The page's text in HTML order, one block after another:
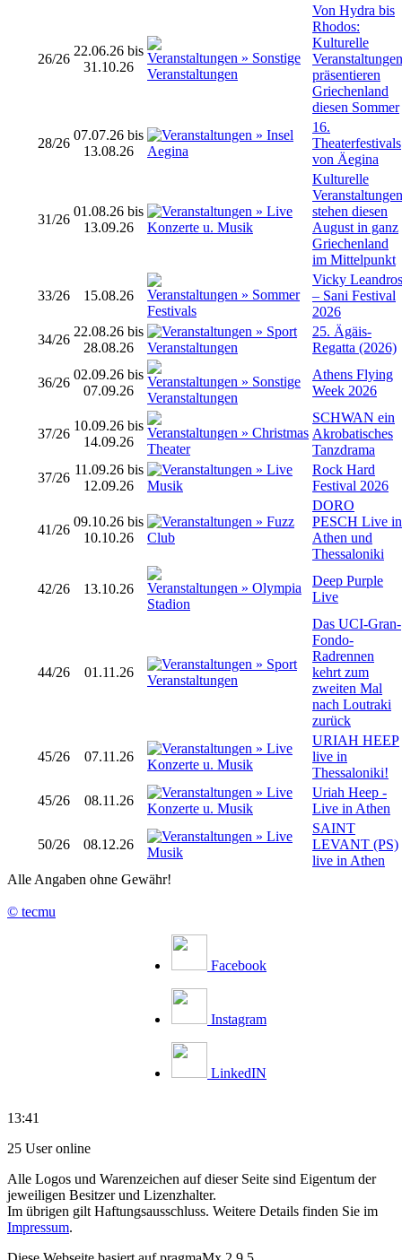
26/26
22.06.26 bis
31.10.26
Von Hydra bis
Rhodos:
Kulturelle
Veranstaltungen
präsentieren
Griechenland
diesen Sommer
28/26
07.07.26 bis
13.08.26
16.
Theaterfestivals
von Äegina
31/26
01.08.26 bis
13.09.26
Kulturelle
Veranstaltungen
stehen diesen
August in ganz
Griechenland
im Mittelpunkt
33/26 15.08.26
Vicky Leandros
– Sani Festival
2026
34/26
22.08.26 bis
28.08.26
25. Ägäis-
Regatta (2026)
36/26
02.09.26 bis
07.09.26
Athens Flying
Week 2026
37/26
10.09.26 bis
14.09.26
SCHWAN ein
Akrobatisches
Tanzdrama
37/26
11.09.26 bis
12.09.26
Rock Hard
Festival 2026
41/26
09.10.26 bis
10.10.26
DORO
PESCH Live in
Athen und
Thessaloniki
42/26 13.10.26
Deep Purple
Live
44/26 01.11.26
Das UCI-Gran-
Fondo-
Radrennen
kehrt zum
zweiten Mal
nach Loutraki
zurück
45/26 07.11.26
URIAH HEEP
live in
Thessaloniki!
45/26
08.11.26
Uriah Heep -
Live in Athen
50/26 08.12.26
SAINT
LEVANT (PS)
live in Athen
Alle Angaben ohne Gewähr!
© tecmu
Facebook
Instagram
LinkedIN
13:41
25 User online
Alle Logos und Warenzeichen auf dieser Seite sind Eigentum der
jeweiligen Besitzer und Lizenzhalter.
Im übrigen gilt Haftungsausschluss. Weitere Details finden Sie im
Impressum.